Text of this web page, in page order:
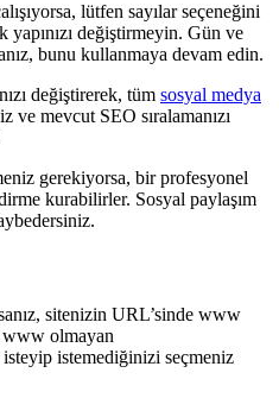
lütfen sayılar seçeneğini
yapınızı değiştirmeyin. Gün ve
bunu kullanmaya devam edin.
değiştirerek, tüm sosyal medya
ve mevcut SEO sıralamanızı
gerekiyorsa, bir profesyonel
kurabilirler. Sosyal paylaşım
sitenizin URL’sinde www
olmayan
istemediğinizi seçmeniz